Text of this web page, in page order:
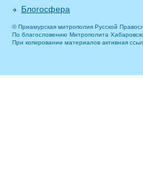
Блогосфера
© Приамурская митрополия Русской
По благословению Митрополита
При копировании материалов активная